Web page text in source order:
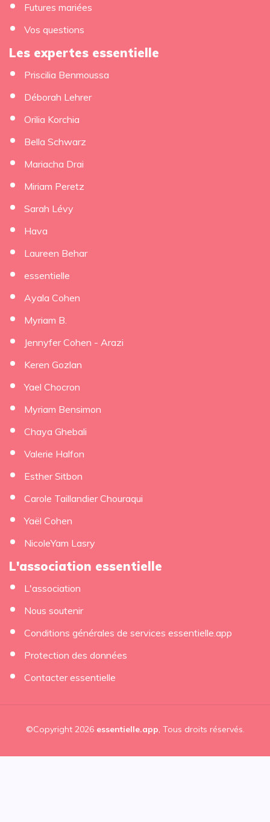
Futures mariées
Vos questions
Les expertes essentielle
Priscilia Benmoussa
Déborah Lehrer
Orilia Korchia
Bella Schwarz
Mariacha Drai
Miriam Peretz
Sarah Lévy
Hava
Laureen Behar
essentielle
Ayala Cohen
Myriam B.
Jennyfer Cohen - Arazi
Keren Gozlan
Yael Chocron
Myriam Bensimon
Chaya Ghebali
Valerie Halfon
Esther Sitbon
Carole Taillandier Chouraqui
Yaël Cohen
NicoleYam Lasry
L'association essentielle
L'association
Nous soutenir
Conditions générales de services essentielle.app
Protection des données
Contacter essentielle
©Copyright 2026 essentielle.app , Tous droits réservés.